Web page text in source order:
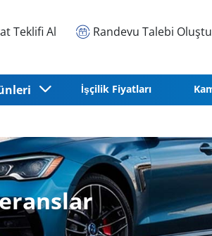
Teklifi Al Randevu Talebi
İşçilik Fiyatları